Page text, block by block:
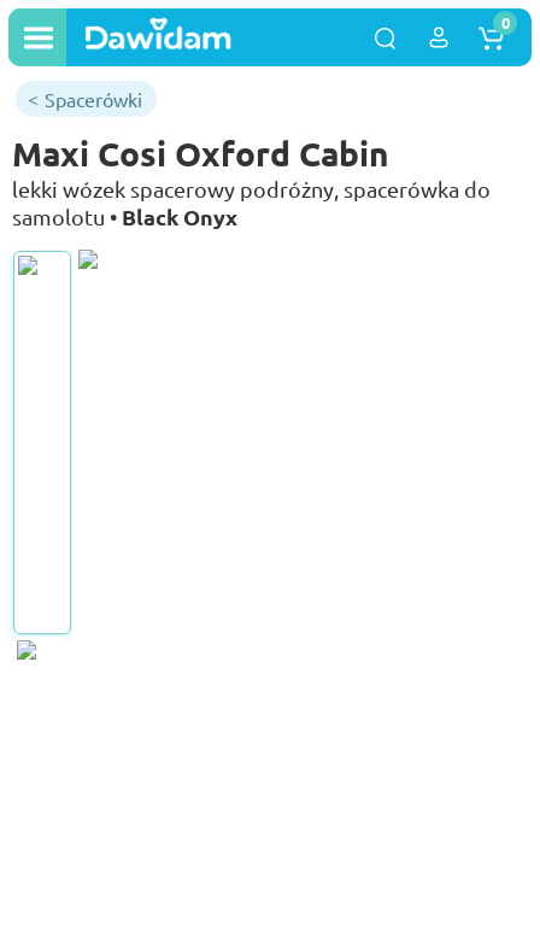
0
Spacerówki
Maxi Cosi Oxford Cabin
lekki wózek spacerowy podróżny, spacerówka do
samolotu • Black Onyx